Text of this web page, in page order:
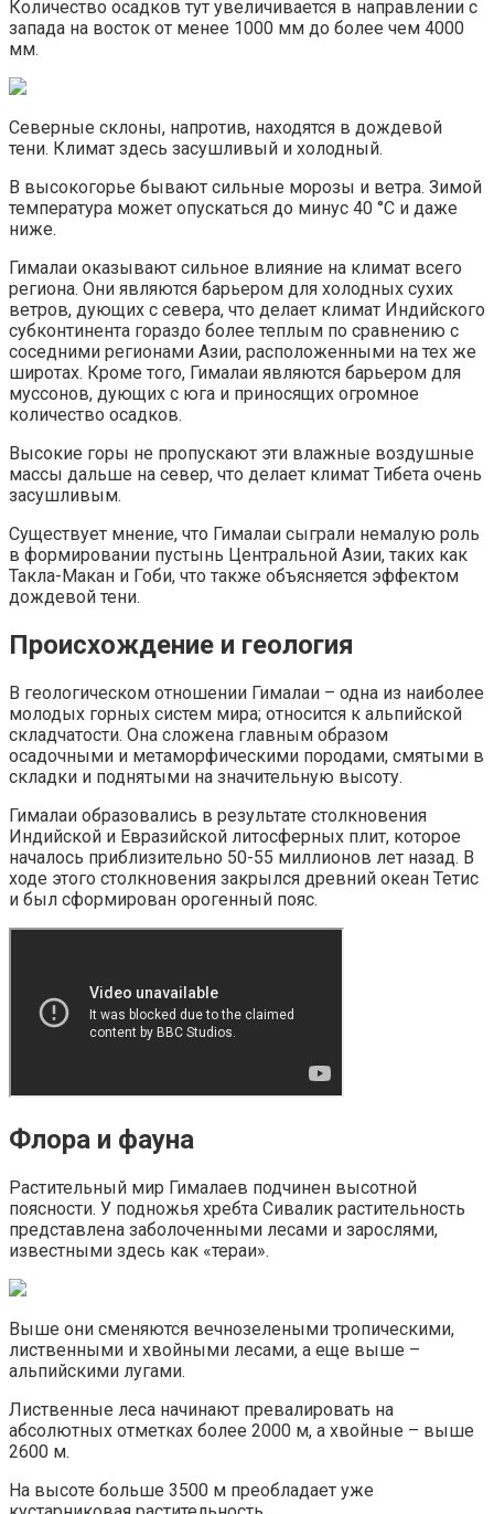
Количество осадков тут увеличивается в направлении с
запада на восток от менее 1000 мм до более чем 4000
мм.
Северные склоны, напротив, находятся в дождевой
тени. Климат здесь засушливый и холодный.
В высокогорье бывают сильные морозы и ветра. Зимой
температура может опускаться до минус 40 °C и даже
ниже.
Гималаи оказывают сильное влияние на климат всего
региона. Они являются барьером для холодных сухих
ветров, дующих с севера, что делает климат Индийского
субконтинента гораздо более теплым по сравнению с
соседними регионами Азии, расположенными на тех же
широтах. Кроме того, Гималаи являются барьером для
муссонов, дующих с юга и приносящих огромное
количество осадков.
Высокие горы не пропускают эти влажные воздушные
массы дальше на север, что делает климат Тибета очень
засушливым.
Существует мнение, что Гималаи сыграли немалую роль
в формировании пустынь Центральной Азии, таких как
Такла-Макан и Гоби, что также объясняется эффектом
дождевой тени.
Происхождение и геология
В геологическом отношении Гималаи – одна из наиболее
молодых горных систем мира; относится к альпийской
складчатости. Она сложена главным образом
осадочными и метаморфическими породами, смятыми в
складки и поднятыми на значительную высоту.
Гималаи образовались в результате столкновения
Индийской и Евразийской литосферных плит, которое
началось приблизительно 50-55 миллионов лет назад. В
ходе этого столкновения закрылся древний океан Тетис
и был сформирован орогенный пояс.
Флора и фауна
Растительный мир Гималаев подчинен высотной
поясности. У подножья хребта Сивалик растительность
представлена заболоченными лесами и зарослями,
известными здесь как «тераи».
Выше они сменяются вечнозелеными тропическими,
лиственными и хвойными лесами, а еще выше –
альпийскими лугами.
Лиственные леса начинают превалировать на
абсолютных отметках более 2000 м, а хвойные – выше
2600 м.
На высоте больше 3500 м преобладает уже